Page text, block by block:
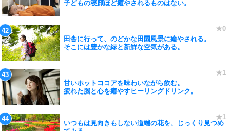
子どもの寝顔ほど癒やされるものはない。
田舎に行って、のどかな田園風景に癒やされる。
そこには豊かな緑と新鮮な空気がある。
甘いホットココアを味わいながら飲む。
疲れた脳と心を癒やすヒーリングドリンク。
いつもは見向きもしない道端の花を、じっくり見つめ